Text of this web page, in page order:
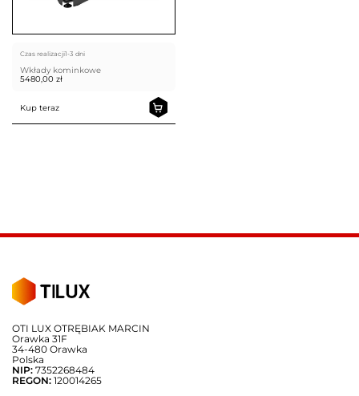
Czas realizacji1-3 dni
Wkłady kominkowe
5480,00 zł
Kup teraz
OTI LUX OTRĘBIAK MARCIN
Orawka 31F
34-480 Orawka
Polska
NIP: 7352268484
REGON: 120014265